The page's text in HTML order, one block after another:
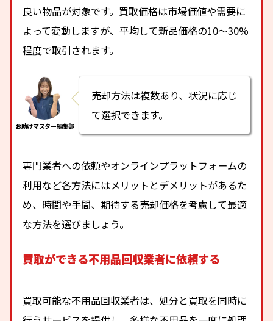
良い物品が対象です。買取価格は市場価値や需要に
よって変動しますが、平均して新品価格の10〜30%
程度で取引されます。
売却方法は複数あり、状況に応じ
て選択できます。
専門業者への依頼やオンラインプラットフォームの
利用など各方法にはメリットとデメリットがあるた
め、時間や手間、期待する売却価格を考慮して最適
な方法を選びましょう。
買取ができる不用品回収業者に依頼する
買取可能な不用品回収業者は、処分と買取を同時に